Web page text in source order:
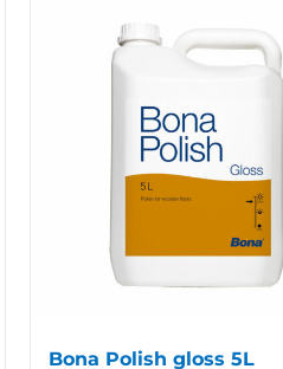
Bona Polish gloss 5L